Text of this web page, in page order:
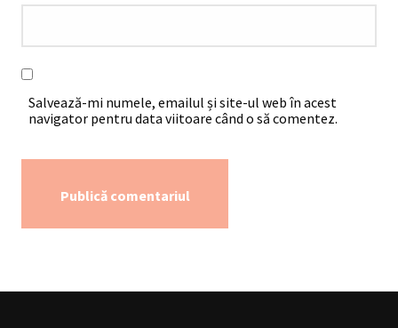
Salvează-mi numele, emailul și site-ul web în acest
navigator pentru data viitoare când o să comentez.